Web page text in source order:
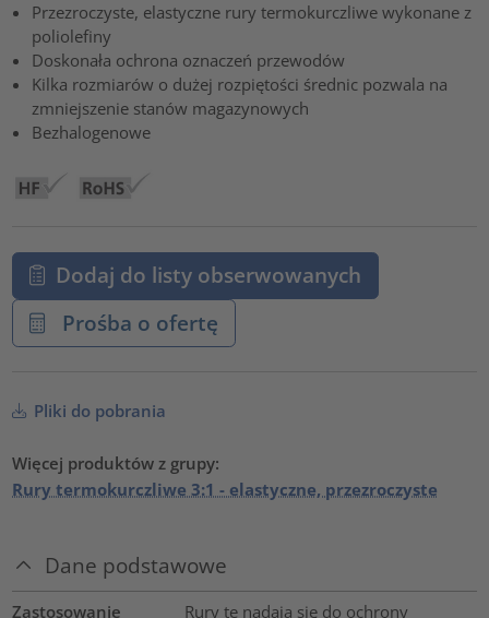
Przezroczyste, elastyczne rury termokurczliwe wykonane z
poliolefiny
Doskonała ochrona oznaczeń przewodów
Kilka rozmiarów o dużej rozpiętości średnic pozwala na
zmniejszenie stanów magazynowych
Bezhalogenowe
Dodaj do listy obserwowanych
Prośba o ofertę
Pliki do pobrania
Więcej produktów z grupy:
Rury termokurczliwe 3:1 - elastyczne, przezroczyste
Dane podstawowe
Zastosowanie
Rury te nadają się do ochrony